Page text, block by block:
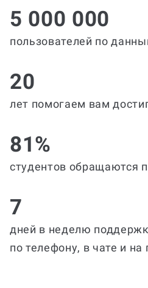
5 000 000
пользователей по
20
лет помогаем вам
81%
студентов обращаются
7
дней в неделю
по телефону, в чате и на